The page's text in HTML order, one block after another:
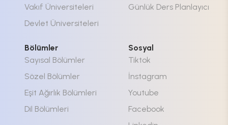
Vakıf Üniversiteleri
Devlet Üniversiteleri
Günlük Ders Planlayıcı
Bölümler
Sayısal Bölümler
Sözel Bölümler
Eşit Ağırlık Bölümleri
Dil Bölümleri
Sosyal
Tiktok
İnstagram
Youtube
Facebook